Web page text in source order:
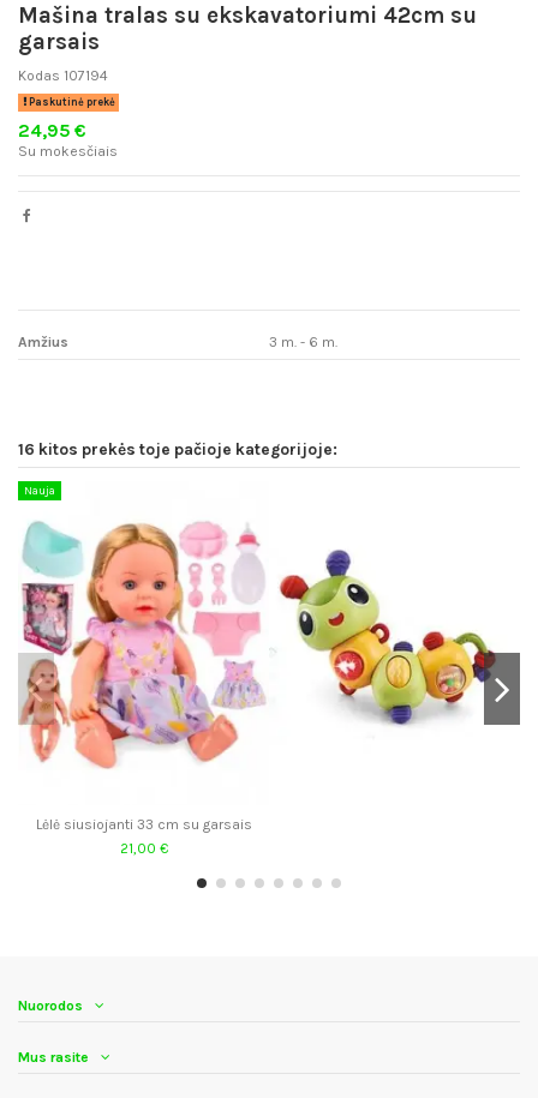
Mašina tralas su ekskavatoriumi 42cm su
garsais
Kodas 107194
Paskutinė prekė
24,95 €
Su mokesčiais
Amžius 3 m. - 6 m.
16 kitos prekės toje pačioje kategorijoje:
Nauja
Lėlė siusiojanti 33 cm su garsais
21,00 €
Nuorodos
Mus rasite